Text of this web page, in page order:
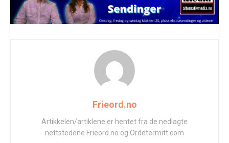
Frieord.no
Artikkelen/artiklene er hentet fra de nedlagte
nettstedene Frieord.no og Ordetermitt.com